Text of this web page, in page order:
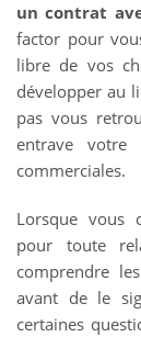
un contrat
factor pour
libre de vos
développer au
pas vous
entrave votre
commerciales.
Lorsque vous
pour toute
comprendre
avant de le
certaines